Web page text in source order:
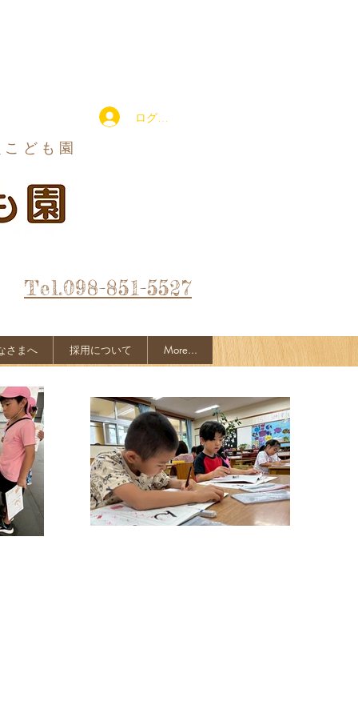
ログイン
ども園
Tel.098-851-5527
さまへ 採用について More...